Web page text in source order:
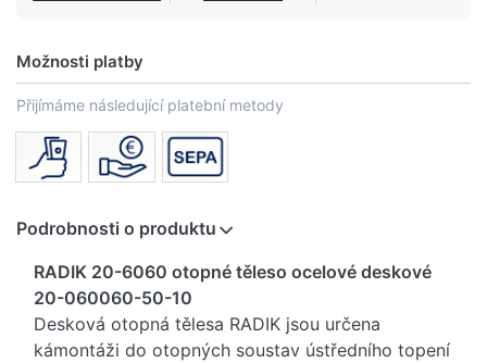
Možnosti platby
Přijímáme následující platební metody
Podrobnosti o produktu
RADIK 20-6060 otopné těleso ocelové deskové
20-060060-50-10
Desková otopná tělesa RADIK jsou určena
kámontáži do otopných soustav ústředního topení